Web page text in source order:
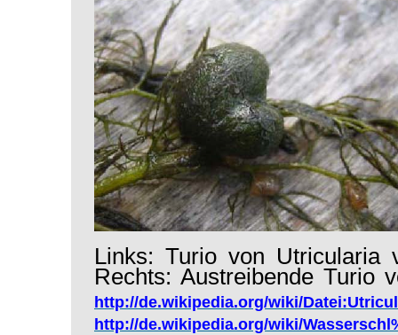
Links: Turio von Utricularia
Rechts: Austreibende Turio
http://de.wikipedia.org/wiki/
http://de.wikipedia.org/wiki/